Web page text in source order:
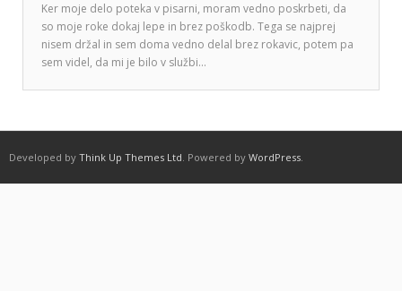
Ker moje delo poteka v pisarni, moram vedno poskrbeti, da
so moje roke dokaj lepe in brez poškodb. Tega se najprej
nisem držal in sem doma vedno delal brez rokavic, potem pa
sem videl, da mi je bilo v službi…
Developed by Think Up Themes Ltd. Powered by WordPress.